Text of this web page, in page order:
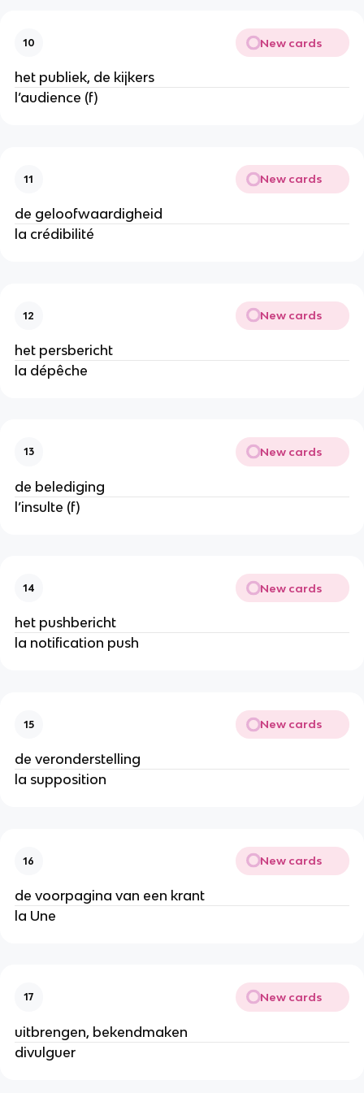
10 New cards
het publiek, de kijkers
l’audience (f)
11 New cards
de geloofwaardigheid
la crédibilité
12 New cards
het persbericht
la dépêche
13 New cards
de belediging
l’insulte (f)
14 New cards
het pushbericht
la notification push
15 New cards
de veronderstelling
la supposition
16 New cards
de voorpagina van een krant
la Une
17 New cards
uitbrengen, bekendmaken
divulguer